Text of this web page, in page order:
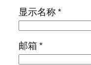
显示名称*
邮箱*